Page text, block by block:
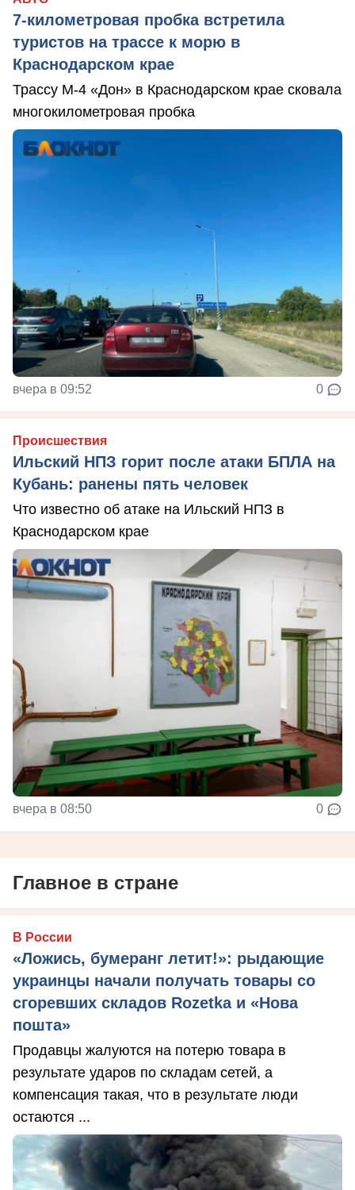
7-километровая пробка встретила
туристов на трассе к морю в
Краснодарском крае
Трассу М-4 «Дон» в Краснодарском крае сковала
многокилометровая пробка
вчера в 09:52 0
Происшествия
Ильский НПЗ горит после атаки БПЛА на
Кубань: ранены пять человек
Что известно об атаке на Ильский НПЗ в
Краснодарском крае
вчера в 08:50 0
Главное в стране
В России
«Ложись, бумеранг летит!»: рыдающие
украинцы начали получать товары со
сгоревших складов Rozetka и «Нова
пошта»
Продавцы жалуются на потерю товара в
результате ударов по складам сетей, а
компенсация такая, что в результате люди
остаются ...